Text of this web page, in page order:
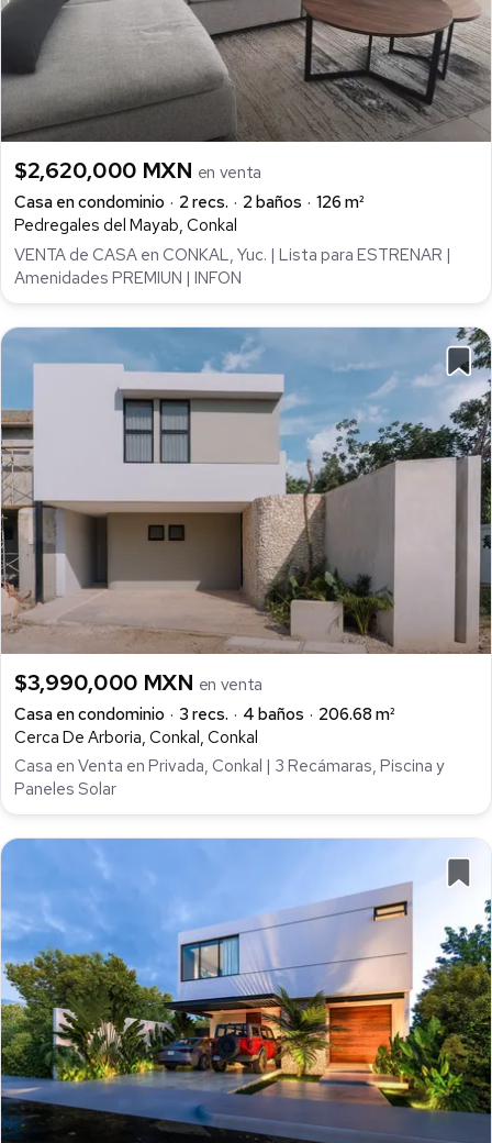
$2,620,000 MXN en venta
Casa en condominio
2 recs. 2 baños
126 m²
Pedregales del Mayab, Conkal
VENTA de CASA en CONKAL, Yuc. | Lista para ESTRENAR |
Amenidades PREMIUN | INFON
$3,990,000 MXN en venta
Casa en condominio
3 recs. 4 baños
206.68 m²
Cerca De Arboria, Conkal, Conkal
Casa en Venta en Privada, Conkal | 3 Recámaras, Piscina y
Paneles Solar